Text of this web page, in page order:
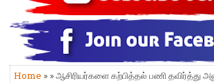
Home » » ஆசிரியர்களை கற்பித்தல் பணி தவிர்த்து